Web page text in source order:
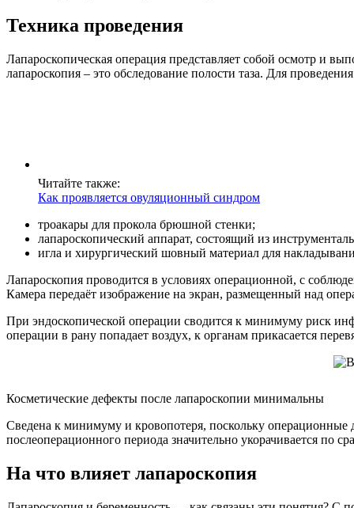
Техника проведения
Лапароскопическая операция представляет собой осмотр и
лапароскопия – это обследование полости таза. Для
Читайте также:
Как проявляется овуляционный синдром
троакары для прокола брюшной стенки;
лапароскопический аппарат, состоящий из
игла и хирургический шовный материал для
Лапароскопия проводится в условиях операционной, с
Камера передаёт изображение на экран, размещенный над
При эндоскопической операции сводится к минимуму риск
операции в рану попадает воздух, к органам прикасается
Косметические дефекты после лапароскопии минимальны
Сведена к минимуму и кровопотеря, поскольку
послеоперационного периода значительно укорачивается по
На что влияет лапароскопия